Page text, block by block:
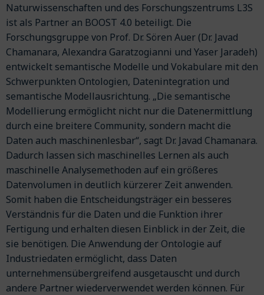
Naturwissenschaften und des Forschungszentrums L3S
ist als Partner an BOOST 4.0 beteiligt. Die
Forschungsgruppe von Prof. Dr. Sören Auer (Dr. Javad
Chamanara, Alexandra Garatzogianni und Yaser Jaradeh)
entwickelt semantische Modelle und Vokabulare mit den
Schwerpunkten Ontologien, Datenintegration und
semantische Modellausrichtung. „Die semantische
Modellierung ermöglicht nicht nur die Datenermittlung
durch eine breitere Community, sondern macht die
Daten auch maschinenlesbar“, sagt Dr. Javad Chamanara.
Dadurch lassen sich maschinelles Lernen als auch
maschinelle Analysemethoden auf ein größeres
Datenvolumen in deutlich kürzerer Zeit anwenden.
Somit haben die Entscheidungsträger ein besseres
Verständnis für die Daten und die Funktion ihrer
Fertigung und erhalten diesen Einblick in der Zeit, die
sie benötigen. Die Anwendung der Ontologie auf
Industriedaten ermöglicht, dass Daten
unternehmensübergreifend ausgetauscht und durch
andere Partner wiederverwendet werden können. Für